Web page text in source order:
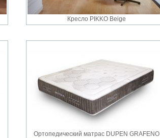
Кресло PIKKO Beige
Ортопедический матрас DUPEN GRAFENO